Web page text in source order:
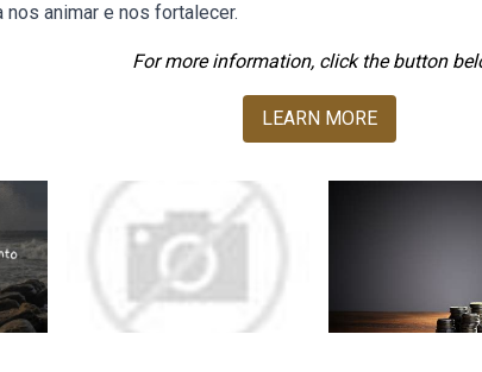
nos animar e nos fortalecer.
For more information, click the button
LEARN MORE